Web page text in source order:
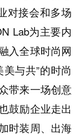
对接会和多场
Lab为主要内
入全球时尚网
与共”的时尚
带来一场创意
鼓励企业走出
时装周、出海